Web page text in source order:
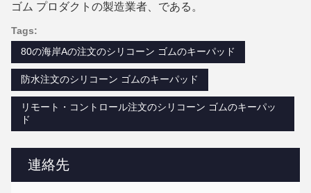
連絡先
ゴム プロダクトの製造業者、である。
Tags:
80の海岸Aの注文のシリコーン ゴムのキーパッド
防水注文のシリコーン ゴムのキーパッド
リモート・コントロール注文のシリコーン ゴムのキーパッ
ド